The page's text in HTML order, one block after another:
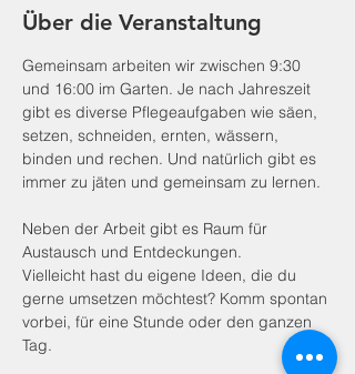
Über die Veranstaltung
Gemeinsam arbeiten wir zwischen 9:30
und 16:00 im Garten. Je nach Jahreszeit
gibt es diverse Pflegeaufgaben wie säen,
setzen, schneiden, ernten, wässern,
binden und rechen. Und natürlich gibt es
immer zu jäten und gemeinsam zu lernen.
Neben der Arbeit gibt es Raum für
Austausch und Entdeckungen.
Vielleicht hast du eigene Ideen, die du
gerne umsetzen möchtest? Komm spontan
vorbei, für eine Stunde oder den ganzen
Tag.